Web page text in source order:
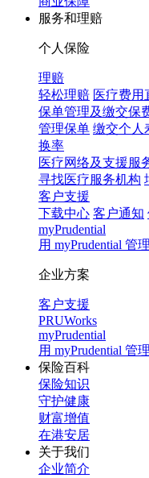
服务和理赔
个人保险
理赔
轻松理赔 医疗费用
保单管理及缴交保
管理保单 缴交个人
换率
医疗网络及支援服
寻找医疗服务机构
客户支援
下载中心 客户通知
myPrudential
用 myPrudential 管
企业方案
客户支援
PRUWorks
myPrudential
用 myPrudential 管
保险百科
保险知识
守护健康
财富增值
在港安居
关于我们
企业简介